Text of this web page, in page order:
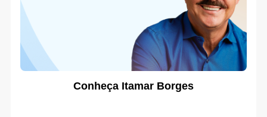
Conheça Itamar Borges